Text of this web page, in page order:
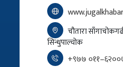
चौतारा
सिन्धुपाल्चोक
+९७७